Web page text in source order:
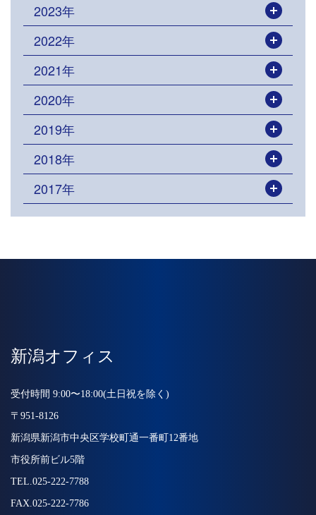
2023年
2022年
2021年
2020年
2019年
2018年
2017年
新潟オフィス
受付時間 9:00〜18:00(土日祝を除く)
〒951-8126
新潟県新潟市中央区学校町通一番町12番地
市役所前ビル5階
TEL.025-222-7788
FAX.025-222-7786